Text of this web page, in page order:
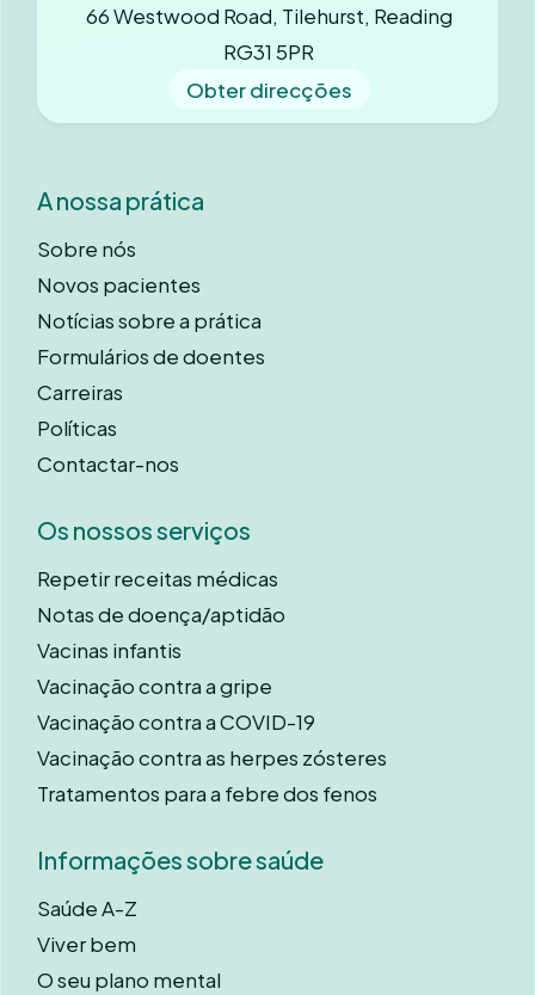
66 Westwood Road, Tilehurst, Reading
RG31 5PR
Obter direcções
A nossa prática
Sobre nós
Novos pacientes
Notícias sobre a prática
Formulários de doentes
Carreiras
Políticas
Contactar-nos
Os nossos serviços
Repetir receitas médicas
Notas de doença/aptidão
Vacinas infantis
Vacinação contra a gripe
Vacinação contra a COVID-19
Vacinação contra as herpes zósteres
Tratamentos para a febre dos fenos
Informações sobre saúde
Saúde A-Z
Viver bem
O seu plano mental